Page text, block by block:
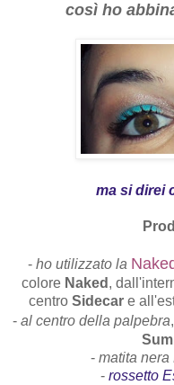
così ho
ma si direi
- ho utilizzato la
colore Naked ,
centro Sidecar e
- al centro della palpebra,
- matita
- rossetto